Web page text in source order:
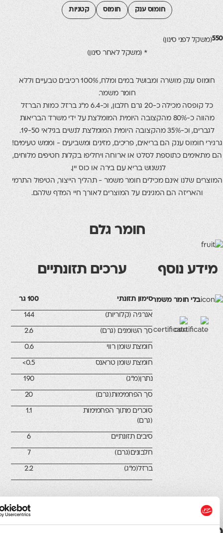
חומוס ענק חומוס קטניות
לפני סינון)
* (משקל לאחר סינון)
חומוס ענק מושרה ומבושל במים ומלח, 100% רכיבים טבעיים וללא
חומר משמר.
כל קופסה מכילה כ-20 גרם חלבון, וכ-6.4 מ"ג ברזל. כמות הברזל
מהווה כ-80% מהקצובה היומית המומלצת על ידי משרד הבריאות
המומלצת לנשים בגילאי 19-50.
ענק הם בריאים, פריכים, מזינים ומשביעים - וממש טעימים!
כתוספת לסלט או ארוחה ויחליפו בקלות חטיפים מלוחים,
לנשנוש בריא עם בירה או כוס יין.
שלנו אינם מכילים חומר משמר - תהליך הייצור, הטיפול התרמי
הם המגינים על המוצרים לאורך חיי המדף שלהם.
חומר גלם
נוסף
חומר משמר
ערכים תזונתיים
סימון תזונתי
אנרגיה (קלוריות)
סך השומנים (גרם)
חומצת שומן רווי
חומצת שומן טראנס
נתרן(מ"ג)
סך הפחמימות(גרם)
סוכרים מתוך הפחמימות
סיבים תזונתיים
חלבונים(גרם)
ברזל(מ"ג)